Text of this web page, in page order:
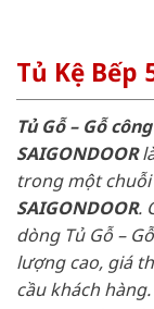
Tủ Kệ Bếp
Tủ Gỗ – Gỗ
SAIGONDOOR
trong một
SAIGONDOOR.
dòng Tủ Gỗ –
lượng cao, giá
cầu khách